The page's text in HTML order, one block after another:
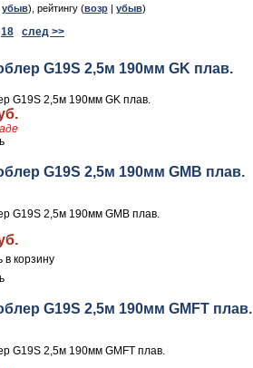
убыв), рейтингу (возр| убыв)
18 след >>
G19S 2,5м 190мм GK плав.
G19S 2,5м 190мм GK плав.
G19S 2,5м 190мм GMB плав.
G19S 2,5м 190мм GMB плав.
G19S 2,5м 190мм GMFT плав.
G19S 2,5м 190мм GMFT плав.